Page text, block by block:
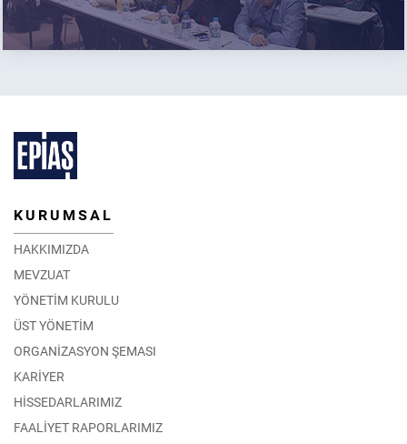
KURUMSAL
HAKKIMIZDA
MEVZUAT
YÖNETİM KURULU
ÜST YÖNETİM
ORGANİZASYON ŞEMASI
KARİYER
HİSSEDARLARIMIZ
FAALİYET RAPORLARIMIZ